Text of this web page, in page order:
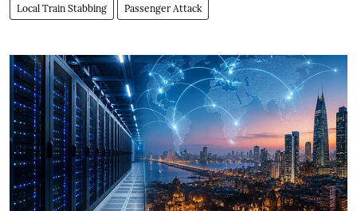
Local Train Stabbing Passenger Attack